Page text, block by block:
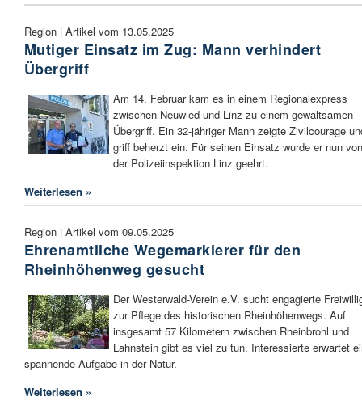
Region | Artikel vom 13.05.2025
Mutiger Einsatz im Zug: Mann verhindert
Übergriff
Am 14. Februar kam es in einem Regionalexpress
zwischen Neuwied und Linz zu einem gewaltsamen
Übergriff. Ein 32-jähriger Mann zeigte Zivilcourage
griff beherzt ein. Für seinen Einsatz wurde er nun von
der Polizeiinspektion Linz geehrt.
Weiterlesen »
Region | Artikel vom 09.05.2025
Ehrenamtliche Wegemarkierer für den
Rheinhöhenweg gesucht
Der Westerwald-Verein e.V. sucht engagierte
zur Pflege des historischen Rheinhöhenwegs. Auf
insgesamt 57 Kilometern zwischen Rheinbrohl und
Lahnstein gibt es viel zu tun. Interessierte erwartet
spannende Aufgabe in der Natur.
Weiterlesen »